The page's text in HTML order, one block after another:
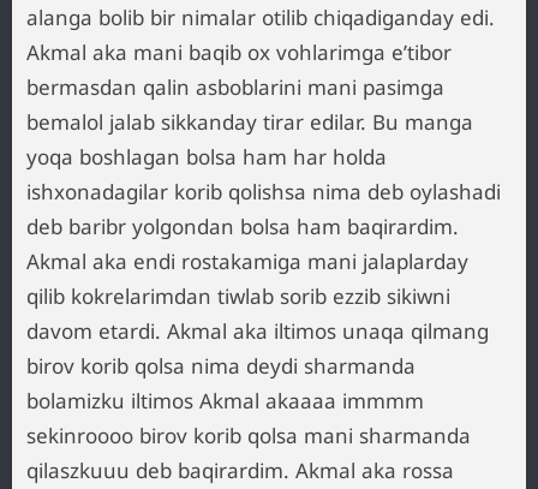
alanga bolib bir nimalar otilib chiqadiganday edi.
Akmal aka mani baqib ox vohlarimga e’tibor
bermasdan qalin asboblarini mani pasimga
bemalol jalab sikkanday tirar edilar. Bu manga
yoqa boshlagan bolsa ham har holda
ishxonadagilar korib qolishsa nima deb oylashadi
deb baribr yolgondan bolsa ham baqirardim.
Akmal aka endi rostakamiga mani jalaplarday
qilib kokrelarimdan tiwlab sorib ezzib sikiwni
davom etardi. Akmal aka iltimos unaqa qilmang
birov korib qolsa nima deydi sharmanda
bolamizku iltimos Akmal akaaaa immmm
sekinroooo birov korib qolsa mani sharmanda
qilaszkuuu deb baqirardim. Akmal aka rossa